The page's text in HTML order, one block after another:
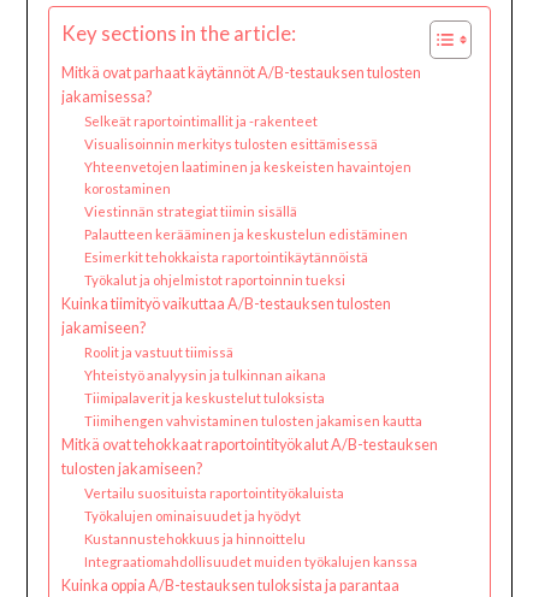
Key sections in the article:
Mitkä ovat parhaat käytännöt A/B-testauksen tulosten
jakamisessa?
Selkeät raportointimallit ja -rakenteet
Visualisoinnin merkitys tulosten esittämisessä
Yhteenvetojen laatiminen ja keskeisten havaintojen
korostaminen
Viestinnän strategiat tiimin sisällä
Palautteen kerääminen ja keskustelun edistäminen
Esimerkit tehokkaista raportointikäytännöistä
Työkalut ja ohjelmistot raportoinnin tueksi
Kuinka tiimityö vaikuttaa A/B-testauksen tulosten
jakamiseen?
Roolit ja vastuut tiimissä
Yhteistyö analyysin ja tulkinnan aikana
Tiimipalaverit ja keskustelut tuloksista
Tiimihengen vahvistaminen tulosten jakamisen kautta
Mitkä ovat tehokkaat raportointityökalut A/B-testauksen
tulosten jakamiseen?
Vertailu suosituista raportointityökaluista
Työkalujen ominaisuudet ja hyödyt
Kustannustehokkuus ja hinnoittelu
Integraatiomahdollisuudet muiden työkalujen kanssa
Kuinka oppia A/B-testauksen tuloksista ja parantaa